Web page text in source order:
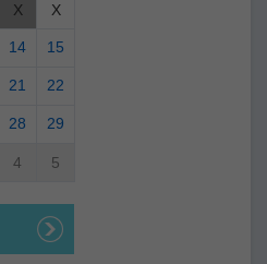
X X
14 15
21 22
28 29
4 5